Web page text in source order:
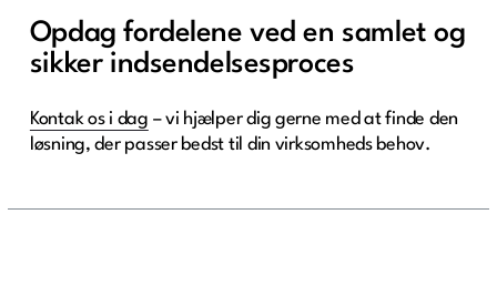
Opdag fordelene ved en samlet og
sikker indsendelsesproces
Kontak os i dag – vi hjælper dig gerne med at finde den
løsning, der passer bedst til din virksomheds behov.